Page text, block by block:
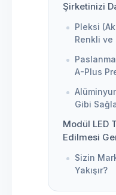
Şirketinizi
Pleksi
Renkli ve
A-Plus
Gibi
Modül LED
Edilmesi
Sizin
Yakışır?